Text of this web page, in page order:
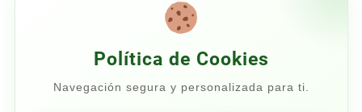
Política de Cookies
Navegación segura y personalizada para ti.